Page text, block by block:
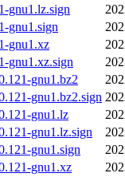
gnu1.lz.sign
gnu1.sign
gnu1.xz
gnu1.xz.sign
gnu1.bz2
gnu1.bz2.sign
gnu1.lz
gnu1.lz.sign
gnu1.sign
gnu1.xz